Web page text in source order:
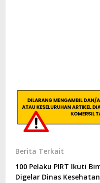
Berita Terkait
100 Pelaku PIRT Ikuti
Digelar Dinas